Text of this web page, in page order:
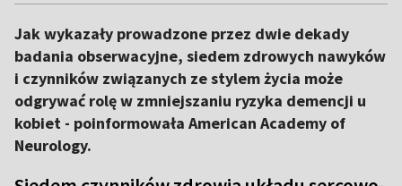
Jak wykazały prowadzone przez dwie dekady
badania obserwacyjne, siedem zdrowych nawyków
i czynników związanych ze stylem życia może
odgrywać rolę w zmniejszaniu ryzyka demencji u
kobiet - poinformowała American Academy of
Neurology.